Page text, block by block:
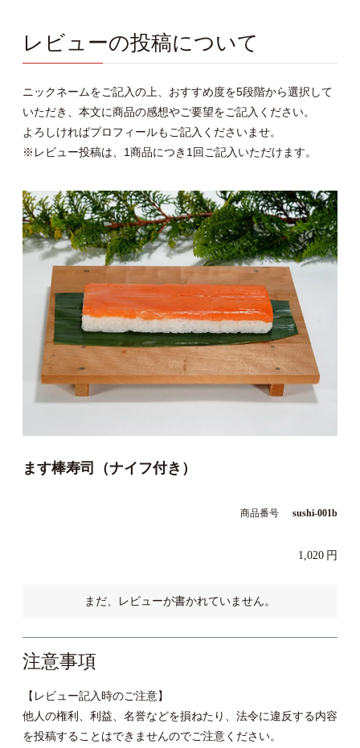
レビューの投稿について
ニックネームをご記入の上、おすすめ度を5段階から選択して
いただき、本文に商品の感想やご要望をご記入ください。
よろしければプロフィールもご記入くださいませ。
※レビュー投稿は、1商品につき1回ご記入いただけます。
ます棒寿司（ナイフ付き）
商品番号 sushi-001b
1,020
まだ、レビューが書かれていません。
注意事項
【レビュー記入時のご注意】
他人の権利、利益、名誉などを損ねたり、法令に違反する内容
を投稿することはできませんのでご注意ください。